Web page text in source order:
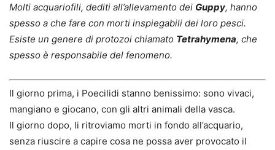
Molti acquariofili, dediti all’allevamento dei Guppy, hanno
spesso a che fare con morti inspiegabili dei loro pesci.
Esiste un genere di protozoi chiamato Tetrahymena, che
spesso è responsabile del fenomeno.
Il giorno prima, i Poecilidi stanno benissimo: sono vivaci,
mangiano e giocano, con gli altri animali della vasca.
Il giorno dopo, li ritroviamo morti in fondo all’acquario,
senza riuscire a capire cosa ne possa aver provocato il